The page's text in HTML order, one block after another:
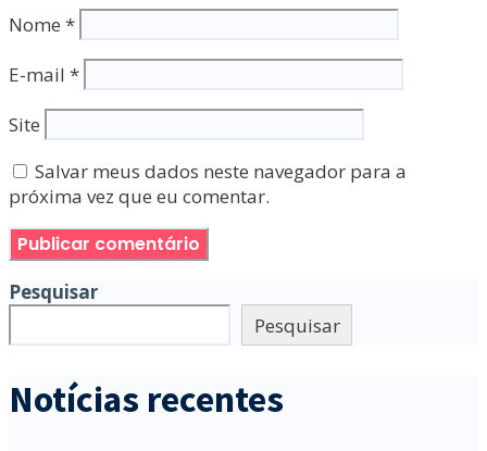
Nome *
E-mail *
Site
Salvar meus dados neste navegador para a
próxima vez que eu comentar.
Pesquisar
Pesquisar
Notícias recentes